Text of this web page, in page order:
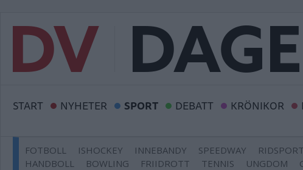
START NYHETER SPORT DEBATT KRÖNIKOR
FOTBOLL ISHOCKEY INNEBANDY SPEEDWAY RIDSPORT
HANDBOLL
BOWLING FRIIDROTT TENNIS UNGDOM